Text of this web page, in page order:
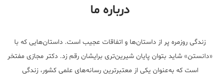
درباره ما
زندگی روزمره پر از داستان‌ها و اتفاقات عجیب است. داستان‌هایی که با
«دانستن» شاید بتوان پایان شیرین‌تری برایشان رقم زد. دکتر مجازی مفتخر
است که به‌عنوان یکی از معتبر‌ترین رسانه‌های علمی کشور، زندگی